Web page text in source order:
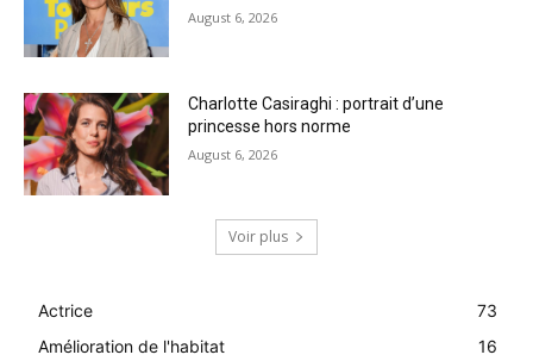
August 6, 2026
Charlotte Casiraghi : portrait d’une
princesse hors norme
August 6, 2026
Voir plus
Actrice
73
Amélioration de l'habitat
16